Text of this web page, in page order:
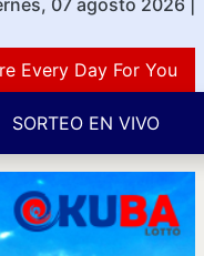
07 agosto 2026
Day For You
SORTEO EN VIVO